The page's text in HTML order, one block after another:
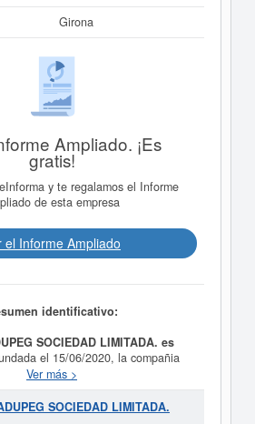
Girona
Ampliado. ¡Es
gratis!
y te regalamos el Informe
de esta empresa
el Informe Ampliado
identificativo:
SOCIEDAD LIMITADA. es
el 15/06/2020, la compañia
LIMITADA.
y administración de las actividades
y comerciales de toda clase
Ver más >
SOCIEDAD LIMITADA.